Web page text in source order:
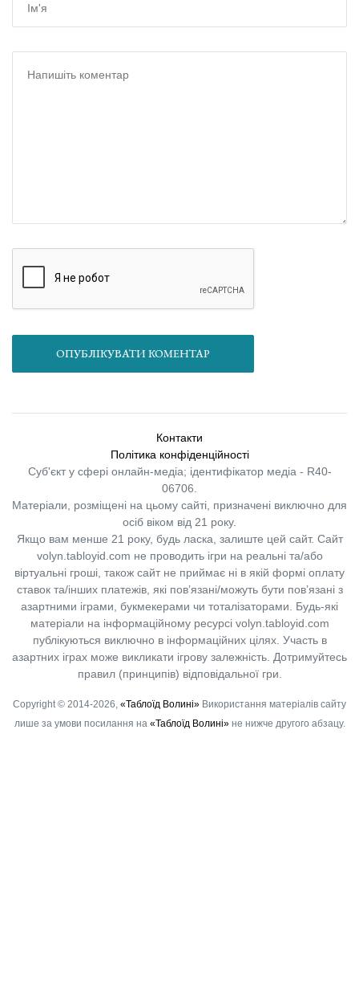
ОПУБЛІКУВАТИ КОМЕНТАР
Контакти
Політика конфіденційності
Суб'єкт у сфері онлайн-медіа; ідентифікатор медіа - R40-
06706.
Матеріали, розміщені на цьому сайті, призначені виключно для
осіб віком від 21 року.
Якщо вам менше 21 року, будь ласка, залиште цей сайт. Сайт
volyn.tabloyid.com не проводить ігри на реальні та/або
віртуальні гроші, також сайт не приймає ні в якій формі оплату
ставок та/інших платежів, які пов’язані/можуть бути пов’язані з
азартними іграми, букмекерами чи тоталізаторами. Будь-які
матеріали на інформаційному ресурсі volyn.tabloyid.com
публікуються виключно в інформаційних цілях. Участь в
азартних іграх може викликати ігрову залежність. Дотримуйтесь
правил (принципів) відповідальної гри.
Copyright © 2014-2026, «Таблоїд Волині» Використання матеріалів сайту
лише за умови посилання на «Таблоїд Волині»не нижче другого абзацу.